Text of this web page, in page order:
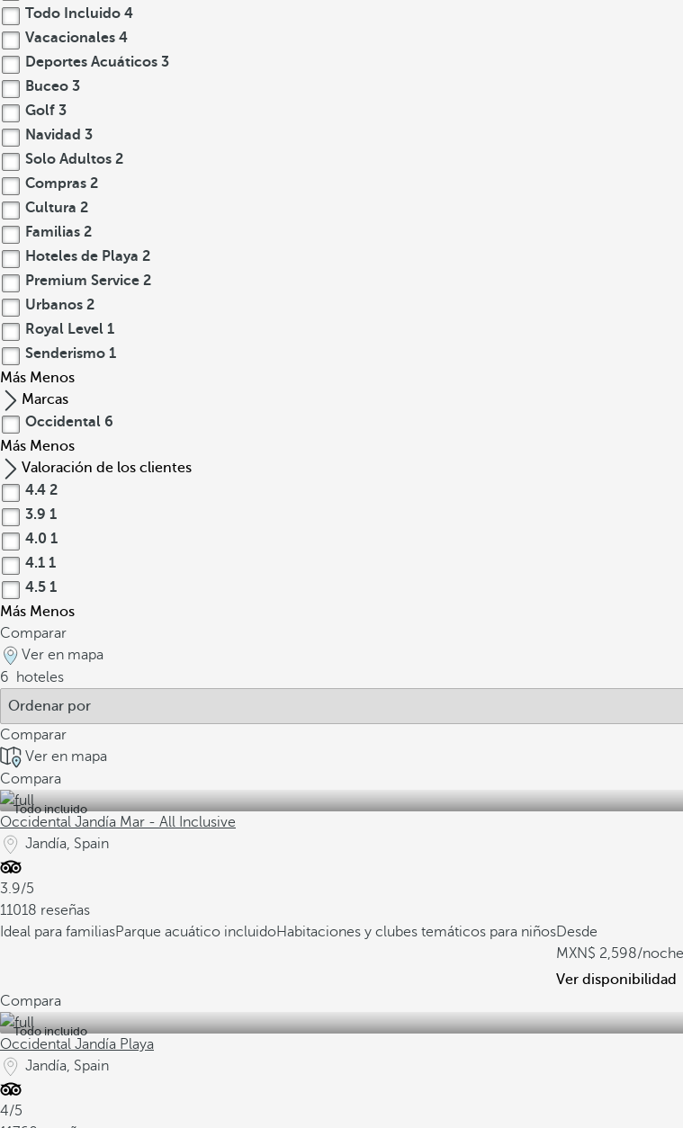
Todo Incluido 4
Vacacionales 4
Deportes Acuáticos 3
Buceo 3
Golf 3
Navidad 3
Solo Adultos 2
Compras 2
Cultura 2
Familias 2
Hoteles de Playa 2
Premium Service 2
Urbanos 2
Royal Level 1
Senderismo 1
Más Menos
Marcas
Occidental 6
Más Menos
Valoración de los clientes
4.4 2
3.9 1
4.0 1
4.1 1
4.5 1
Más Menos
Comparar
Ver en mapa
6
hoteles
Comparar
Ver en mapa
Compara
Todo incluido
Occidental Jandía Mar - All Inclusive
Jandía, Spain
3.9/5
11018 reseñas
Ideal para familiasParque acuático incluidoHabitaciones y clubes temáticos para niñosDesde
2,598/noche
Ver disponibilidad
Compara
Todo incluido
Occidental Jandía Playa
Jandía, Spain
4/5